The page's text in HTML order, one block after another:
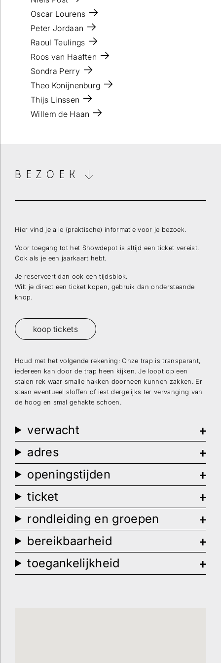
Oscar Lourens
Peter Jordaan
Raoul Teulings
Roos van Haaften
Sondra Perry
Theo Konijnenburg
Thijs Linssen
Willem de Haan
BEZOEK
Hier vind je alle (praktische) informatie voor je bezoek.
Voor toegang tot het Showdepot is altijd een ticket vereist.
Ook als je een jaarkaart hebt.
Je reserveert dan ook een tijdsblok.
Wilt je direct een ticket kopen, gebruik dan onderstaande
knop.
koop tickets
Houd met het volgende rekening: Onze trap is transparant,
iedereen kan door de trap heen kijken. Je loopt op een
stalen rek waar smalle hakken doorheen kunnen zakken. Er
staan eventueel sloffen of iest dergelijks ter vervanging van
de hoog en smal gehakte schoen.
verwacht
adres
openingstijden
ticket
rondleiding en groepen
bereikbaarheid
toegankelijkheid
Wilt u op de hoogte blijven dan kunt u zich hier
inschrijven voor onze nieuwsbrief.